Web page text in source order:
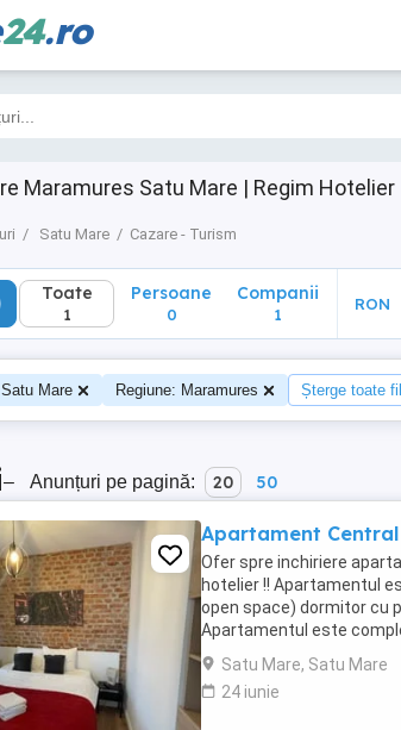
24.ro
Maramures Satu Mare | Regim Hotelier
Satu Mare Cazare - Turism
Toate
1
Toate
1
Persoane
0
Companii
1
RON
Satu Mare Regiune: Maramures Șterge toate
– Anunțuri pe pagină: 20 50
Apartament
Ofer spre inchiriere
hotelier !! Apartamentul
open space) dormitor cu
Apartamentul este
companie! wi-fi cablu
Satu Mare, Satu Mare
24 iunie